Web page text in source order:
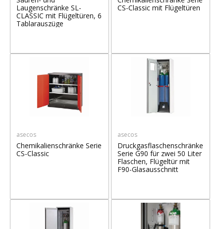
Laugenschränke SL-
CLASSIC mit Flügeltüren, 6
Tablarauszüge
CS-Classic mit Flügeltüren
asecos
Chemikalienschränke Serie
CS-Classic
asecos
Druckgasflaschenschränke
Serie G90 für zwei 50 Liter
Flaschen, Flügeltür mit
F90-Glasausschnitt